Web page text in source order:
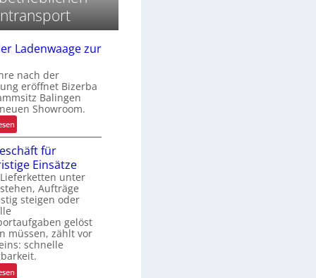
Ladenwaage zur
nach der
eröffnet Bizerba
Balingen
Showroom.
:
V
o
n
d
e
r
L
a
d
e
n
für
Einsätze
unter
Aufträge
steigen oder
gelöst
müssen, zählt vor
schnelle
: